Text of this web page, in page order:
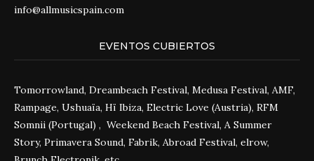
info@allmusicspain.com
EVENTOS CUBIERTOS
Tomorrowland, Dreambeach Festival, Medusa Festival, AMF,
Rampage, Ushuaïa, Hï Ibiza, Electric Love (Austria), RFM
Somnii (Portugal) , Weekend Beach Festival, A Summer
Story, Primavera Sound, Fabrik, Abroad Festival, elrow,